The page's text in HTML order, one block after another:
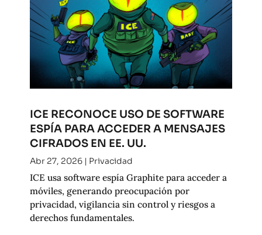
ICE RECONOCE USO DE SOFTWARE
ESPÍA PARA ACCEDER A MENSAJES
CIFRADOS EN EE. UU.
Abr 27, 2026| Privacidad
ICE usa software espía Graphite para acceder a
móviles, generando preocupación por
privacidad, vigilancia sin control y riesgos a
derechos fundamentales.